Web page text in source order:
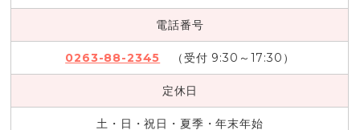
電話番号
0263-88-2345 （受付 9:30～17:30）
定休日
土・日・祝日・夏季・年末年始